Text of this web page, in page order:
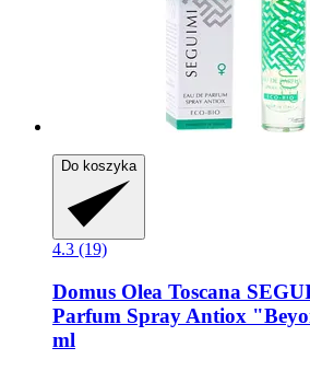
Do koszyka
4.3 (19)
Domus Olea Toscana
Parfum Spray Antiox
ml